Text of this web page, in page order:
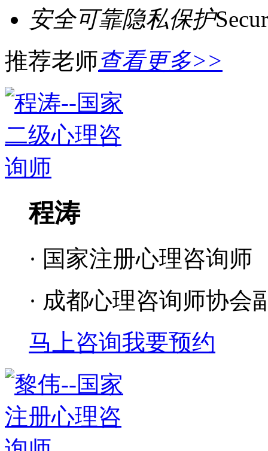
安全可靠隐私保护
推荐老师查看更多>>
程涛
· 国家注册心理咨询师
· 成都心理咨询师协会
马上咨询我要预约